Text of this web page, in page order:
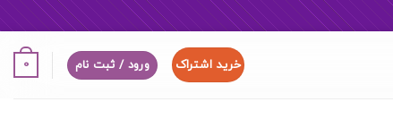
خرید اشتراک ورود / ثبت نام 0